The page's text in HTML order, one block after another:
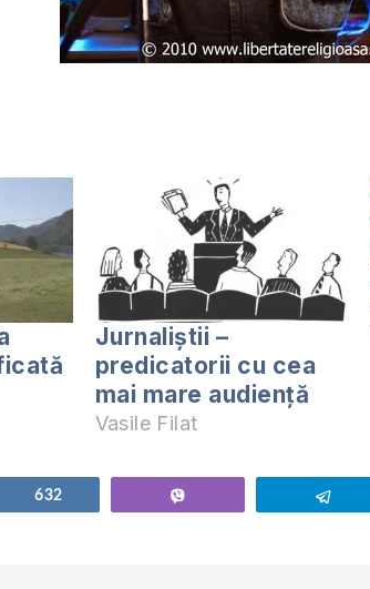
Jurnaliştii –
predicatorii cu cea
mai mare audienţă
Vasile Filat
Share632